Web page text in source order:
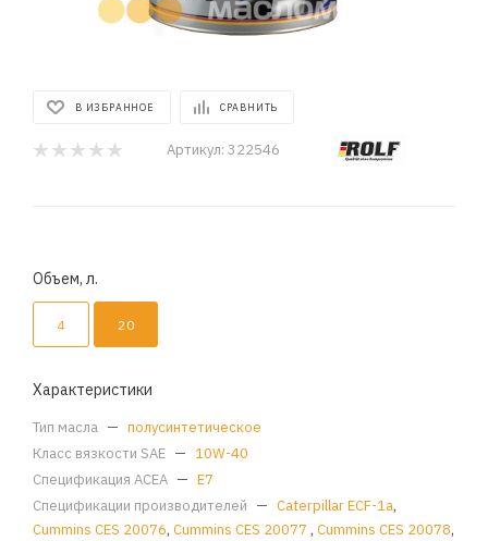
В ИЗБРАННОЕ СРАВНИТЬ
Артикул: 322546
Объем, л.
4 20
Характеристики
Тип масла — полусинтетическое
Класс вязкости SAE — 10W-40
Спецификация ACEA — E7
Спецификации производителей — Caterpillar ECF-1а,
Cummins CES 20076, Cummins CES 20077 , Cummins CES 20078,